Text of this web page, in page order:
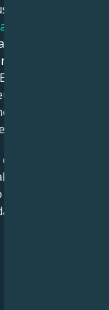
o planeta
a
Veja abaixo
para
intelecto,
desperta as
sua sorte.
do
carisma,
amorosa de